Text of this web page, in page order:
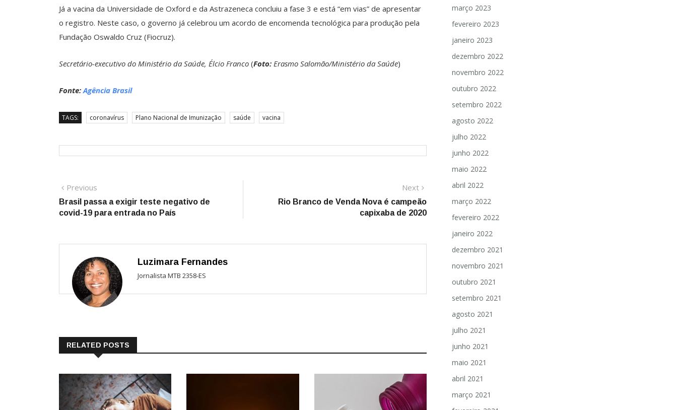
Já a vacina da Universidade de Oxford e da Astrazeneca concluiu a fase 3 e está “em vias” de apresentar
o registro. Neste caso, o governo já celebrou um acordo de encomenda tecnológica para produção pela
Fundação Oswaldo Cruz (Fiocruz).
Secretário-executivo do Ministério da Saúde, Élcio Franco (Foto: Erasmo Salomão/Ministério da Saúde)
Fonte: Agência Brasil
TAGS: coronavírus Plano Nacional de Imunização saúde vacina
Navegação
de
Previous
post:
Brasil passa a exigir teste negativo de
covid-19 para entrada no País
Next
post:
Rio Branco de Venda Nova é campeão
capixaba de 2020
Luzimara Fernandes
Jornalista MTB 2358-ES
RELATED POSTS
março 2023
fevereiro 2023
janeiro 2023
dezembro 2022
novembro 2022
outubro 2022
setembro 2022
agosto 2022
julho 2022
junho 2022
maio 2022
abril 2022
março 2022
fevereiro 2022
janeiro 2022
dezembro 2021
novembro 2021
outubro 2021
setembro 2021
agosto 2021
julho 2021
junho 2021
maio 2021
abril 2021
março 2021